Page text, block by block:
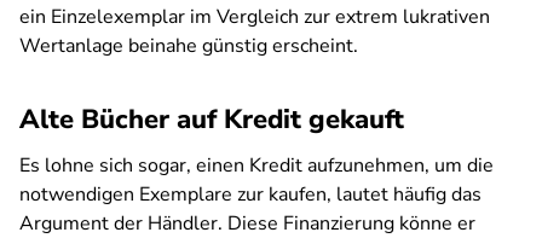
ein Einzelexemplar im Vergleich zur extrem lukrativen
Wertanlage beinahe günstig erscheint.
Alte Bücher auf Kredit gekauft
Es lohne sich sogar, einen Kredit aufzunehmen, um die
notwendigen Exemplare zur kaufen, lautet häufig das
Argument der Händler. Diese Finanzierung könne er